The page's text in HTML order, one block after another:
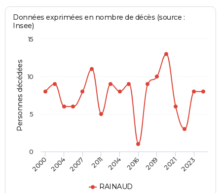
Personnes décédées
Données exprimées en nombre de décès (source :
Insee)
RAINAUD
2000 2004 2007 2011 2014 2016 2019 2021 2023
0
5
10
15